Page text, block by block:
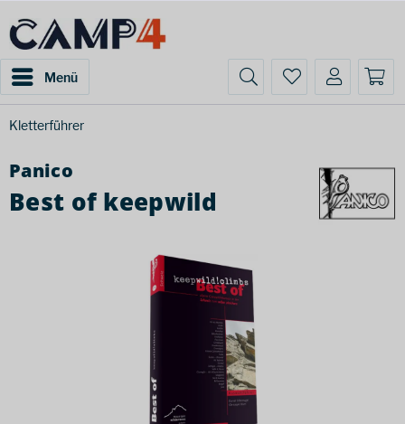
Menü
Kletterführer
Panico
Best of keepwild